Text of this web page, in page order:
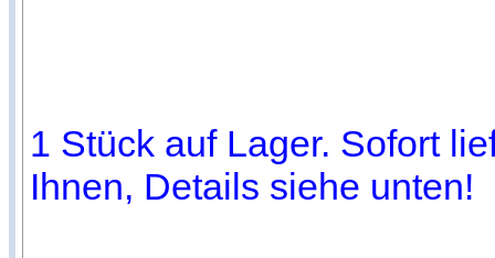
1 Stück auf Lager. Sofort
Ihnen, Details siehe unten!